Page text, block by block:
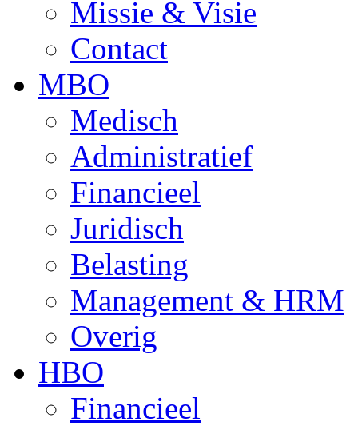
Missie & Visie
Contact
MBO
Medisch
Administratief
Financieel
Juridisch
Belasting
Management & HRM
Overig
HBO
Financieel